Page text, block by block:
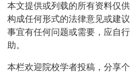
本文提供或列载的所有资料仅
构成任何形式的法律意见或建
事宜有任何问题或需要，应自
助。
本栏欢迎院校学者投稿，分享